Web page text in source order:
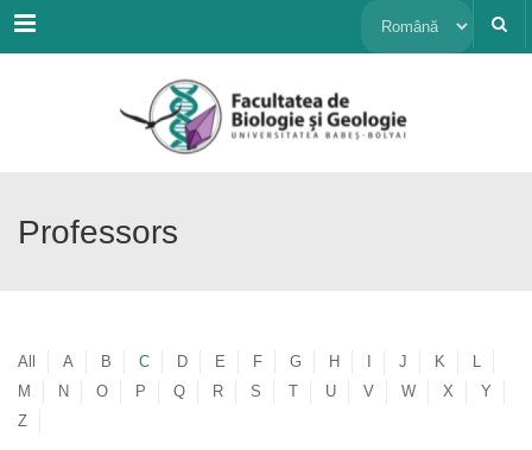
Menu Alege
limbă
Professors
All A B C D E F G H J K
L
M
N O P Q R S T U V W X
Y
Z